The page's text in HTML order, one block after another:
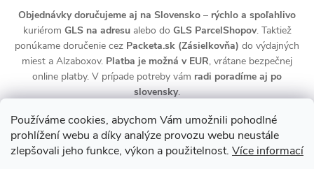
Používáme cookies, abychom Vám umožnili pohodlné
prohlížení webu a díky analýze provozu webu neustále
zlepšovali jeho funkce, výkon a použitelnost. Více informací
Objednávky doručujeme aj na Slovensko – rýchlo a spoľahlivo
kuriérom GLS na adresualebo do GLS ParcelShopov. Taktiež
ponúkame doručenie cez Packeta.sk (Zásielkovňa) do výdajných
miest a Alzaboxov. Platba je možná v EUR, vrátane bezpečnej
online platby. V prípade potreby vám radi poradíme aj po
slovensky.